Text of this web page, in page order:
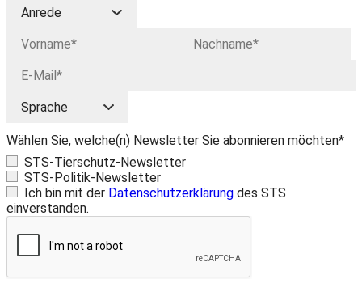
Wählen Sie, welche(n) Newsletter Sie abonnieren möchten*
STS-Tierschutz-Newsletter
STS-Politik-Newsletter
Ich bin mit der Datenschutzerklärung des STS
einverstanden.